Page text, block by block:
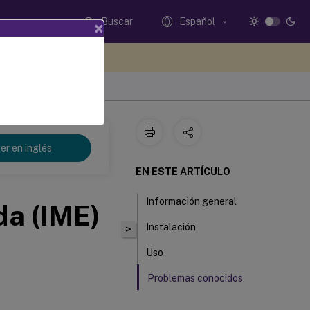
Buscar Español
en inglés
(IME)
>
EN ESTE ARTÍCULO
Información general
Instalación
Uso
Problemas conocidos
×